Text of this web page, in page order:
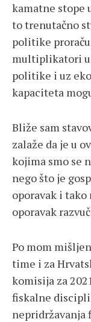
kamatne stope
to trenutačno
politike
multiplikatori u
politike i uz
kapaciteta
Bliže sam
zalaže da je u
kojima smo se
nego što je
oporavak i
oporavak
Po mom
time i za
komisija za
fiskalne
nepridržavanja